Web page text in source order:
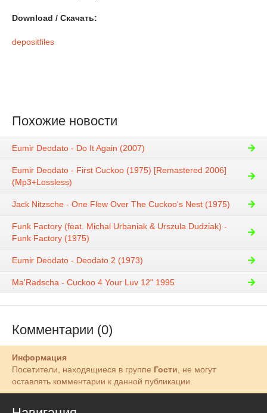
Download / Скачать:
depositfiles
Похожие новости
Eumir Deodato - Do It Again (2007)
Eumir Deodato - First Cuckoo (1975) [Remastered 2006]
(Mp3+Lossless)
Jack Nitzsche - One Flew Over The Cuckoo's Nest (1975)
Funk Factory (feat. Michal Urbaniak & Urszula Dudziak) -
Funk Factory (1975)
Eumir Deodato - Deodato 2 (1973)
Ma'Radscha - Cuckoo 4 Your Luv 12" 1995
Комментарии (0)
Информация
Посетители, находящиеся в группе Гости, не могут
оставлять комментарии к данной публикации.